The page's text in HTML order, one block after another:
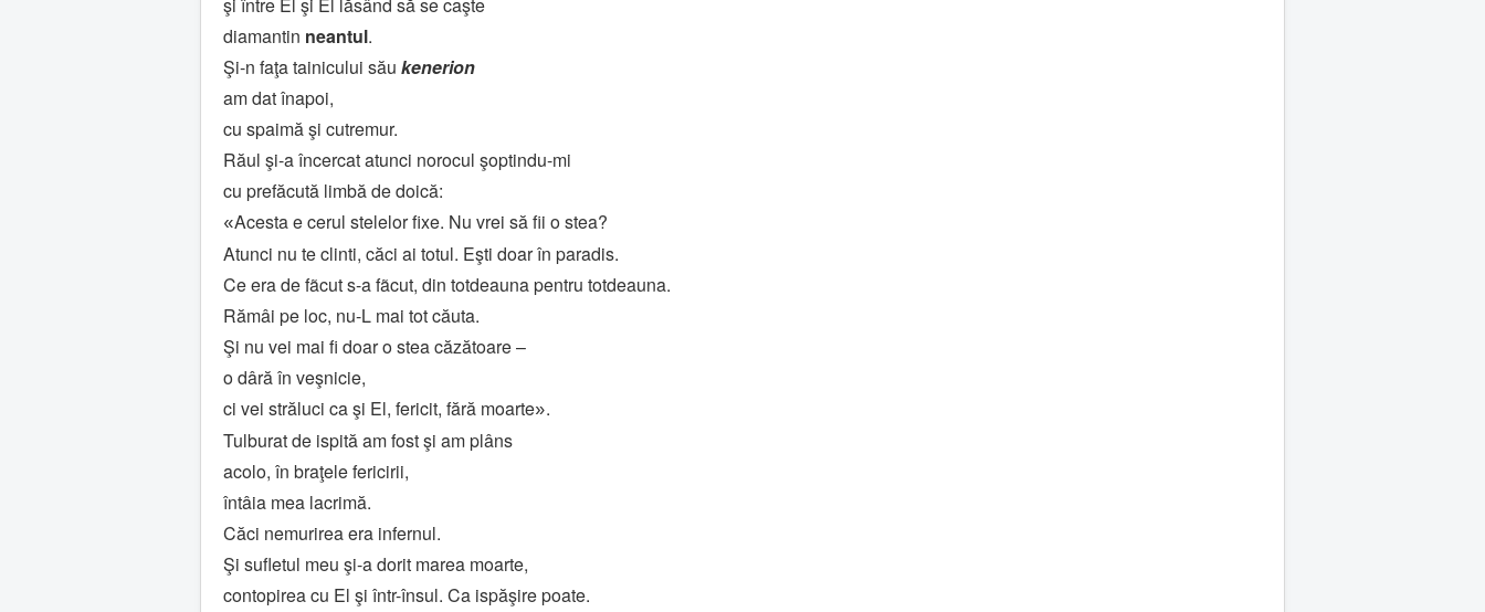
diamantin neantul.
Şi-n faţa tainicului său kenerion
am dat înapoi,
cu spaimă şi cutremur.
Răul şi-a încercat atunci norocul şoptindu-mi
cu prefăcută limbă de doică:
«Acesta e cerul stelelor fixe. Nu vrei să fii o stea?
Atunci nu te clinti, căci ai totul. Eşti doar în paradis.
Ce era de fãcut s-a fãcut, din totdeauna pentru totdeauna.
Rămâi pe loc, nu-L mai tot căuta.
Şi nu vei mai fi doar o stea căzătoare –
o dâră în veşnicie,
ci vei străluci ca şi El, fericit, fără moarte».
Tulburat de ispită am fost şi am plâns
acolo, în braţele fericirii,
întâia mea lacrimă.
Căci nemurirea era infernul.
Şi sufletul meu şi-a dorit marea moarte,
contopirea cu El şi într-însul. Ca ispăşire poate.